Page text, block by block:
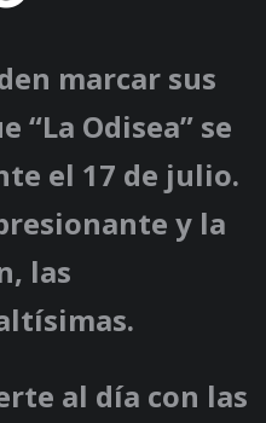
marcar sus
“La Odisea” se
el 17 de julio.
y la
las
al día con las